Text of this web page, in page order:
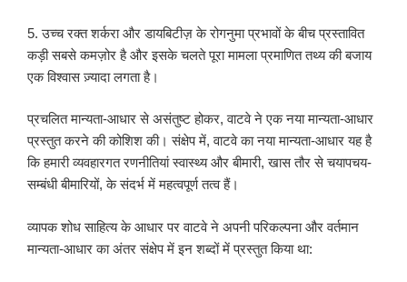
5. उच्च रक्त शर्करा और डायबिटीज़ के रोगनुमा प्रभावों के बीच प्रस्तावित
कड़ी सबसे कमज़ोर है और इसके चलते पूरा मामला प्रमाणित तथ्य की बजाय
एक विश्वास ज़्यादा लगता है।
प्रचलित मान्यता-आधार से असंतुष्ट होकर, वाटवे ने एक नया मान्यता-आधार
प्रस्तुत करने की कोशिश की। संक्षेप में, वाटवे का नया मान्यता-आधार यह है
कि हमारी व्यवहारगत रणनीतियां स्वास्थ्य और बीमारी, खास तौर से चयापचय-
सम्बंधी बीमारियों, के संदर्भ में महत्वपूर्ण तत्व हैं।
व्यापक शोध साहित्य के आधार पर वाटवे ने अपनी परिकल्पना और वर्तमान
मान्यता-आधार का अंतर संक्षेप में इन शब्दों में प्रस्तुत किया था: